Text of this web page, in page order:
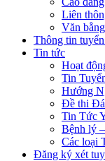
Liên
Văn
Thông tin
Tin tức
Hoạt
Tin
Hướng
Đề thi
Tin Tức
Bệnh lý
Các loại
Đăng ký xét